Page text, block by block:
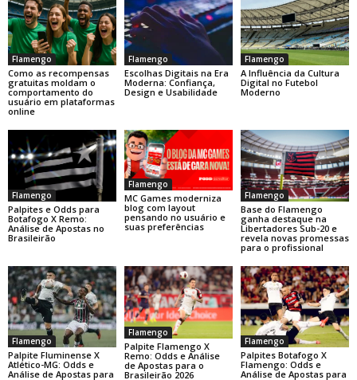
Flamengo
Como as recompensas
gratuitas moldam o
comportamento do
usuário em plataformas
online
Flamengo
Escolhas Digitais na Era
Moderna: Confiança,
Design e Usabilidade
Flamengo
A Influência da Cultura
Digital no Futebol
Moderno
Flamengo
Palpites e Odds para
Botafogo X Remo:
Análise de Apostas no
Brasileirão
Flamengo
MC Games moderniza
blog com layout
pensando no usuário e
suas preferências
Flamengo
Base do Flamengo
ganha destaque na
Libertadores Sub-20 e
revela novas promessas
para o profissional
Flamengo
Palpite Fluminense X
Atlético-MG: Odds e
Análise de Apostas para
Flamengo
Palpite Flamengo X
Remo: Odds e Análise
de Apostas para o
Brasileirão 2026
Flamengo
Palpites Botafogo X
Flamengo: Odds e
Análise de Apostas para